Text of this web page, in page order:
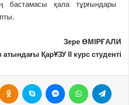
бастамасы қала тұрғындары
Зере ӨМІРҒАЛИ
ҚарҰЗУ ІІ курс студенті